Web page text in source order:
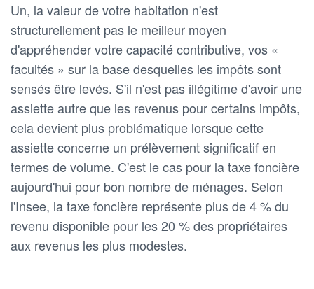
Un, la valeur de votre habitation n'est
structurellement pas le meilleur moyen
d'appréhender votre capacité contributive, vos «
facultés » sur la base desquelles les impôts sont
sensés être levés. S'il n'est pas illégitime d'avoir une
assiette autre que les revenus pour certains impôts,
cela devient plus problématique lorsque cette
assiette concerne un prélèvement significatif en
termes de volume. C'est le cas pour la taxe foncière
aujourd'hui pour bon nombre de ménages. Selon
l'Insee, la taxe foncière représente plus de 4 % du
revenu disponible pour les 20 % des propriétaires
aux revenus les plus modestes.